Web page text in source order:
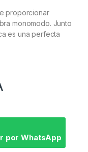
proporcionar
monomodo. Junto
es una perfecta
por WhatsApp